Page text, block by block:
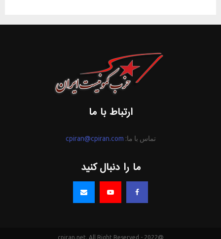
ارتباط با ما
تماس با ما: cpiran@cpiran.com
ما را دنبال کنید
@2022 - cpiran.net. All Right Reserved